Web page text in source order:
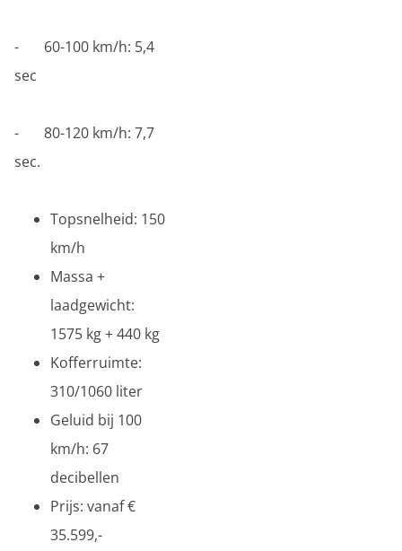
- 60-100 km/h: 5,4
sec
- 80-120 km/h: 7,7
sec.
Topsnelheid: 150
km/h
Massa +
laadgewicht:
1575 kg + 440 kg
Kofferruimte:
310/1060 liter
Geluid bij 100
km/h: 67
decibellen
Prijs: vanaf €
35.599,-